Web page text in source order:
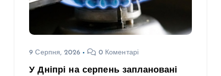
9 Серпня, 2026 0 Коментарі
У Дніпрі на серпень заплановані